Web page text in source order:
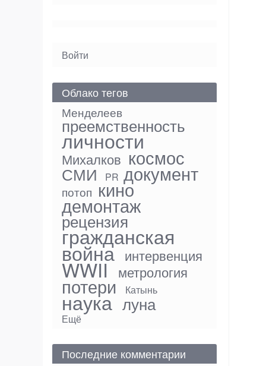
User
Войти
Облако тегов
Менделеев
преемственность
личности
Михалков космос
СМИ PR документ
потоп кино
демонтаж
рецензия
гражданская
война интервенция
WWII метрология
потери Катынь
наука луна
Ещё
Последние комментарии